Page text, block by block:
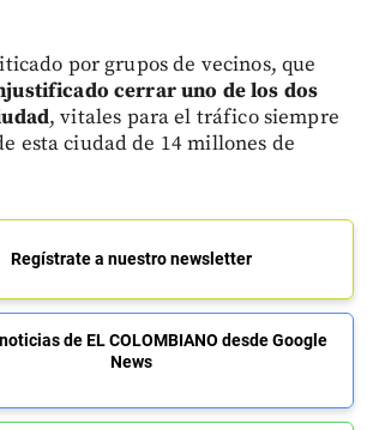
por grupos de vecinos, que
cerrar uno de los dos
, vitales para el tráfico siempre
esta ciudad de 14 millones de
Regístrate a nuestro newsletter
de EL COLOMBIANO desde Google
News